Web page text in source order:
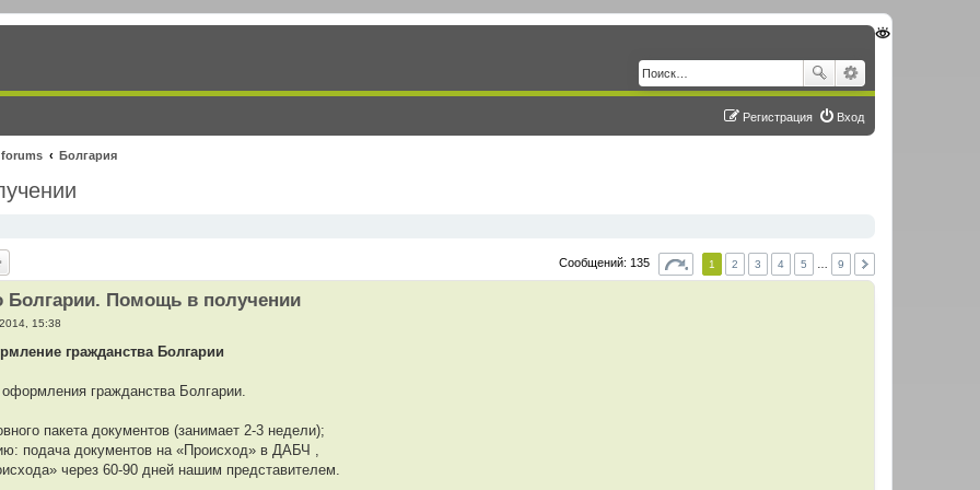
Вход
Регистрация
Болгария
Сообщений: 135 1 2 3 4 5 9
Болгарии. Помощь в получении
15:38
гражданства Болгарии
гражданства Болгарии.
пакета документов (занимает 2-3 недели);
подача документов на «Происход» в ДАБЧ ,
через 60-90 дней нашим представителем.